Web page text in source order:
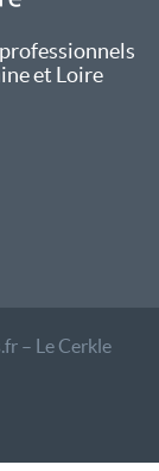
et Loire
– Le Cerkle